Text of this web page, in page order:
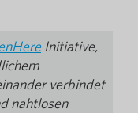
Initiative,
verbindet
nahtlosen